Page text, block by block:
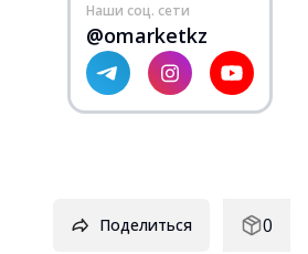
Наши соц. сети
@omarketkz
Поделиться 0